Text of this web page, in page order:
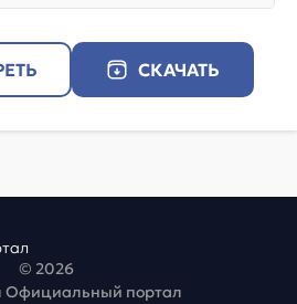
СКАЧАТЬ
© 2026
портал